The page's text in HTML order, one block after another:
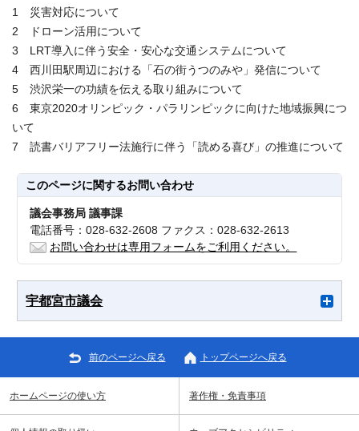
1 災害対応について
2 ドローン活用について
3 LRT導入に伴う安全・安心な交通システムについて
4 西川田駅周辺における「石の街うつのみや」発信について
5 渋沢栄一の功績を伝える取り組みについて
6 東京2020オリンピック・パラリンピックに向けた地域振興につ
いて
7 読書バリアフリー法施行に伴う「読める喜び」の推進について
このページに関するお問い合わせ
議会事務局 議事課
電話番号：028-632-2608 ファクス：028-632-2613
お問い合わせは専用フォームをご利用ください。
宇都宮市議会
前のページへ戻る トップページへ戻る
ホームページの使い方 著作権・免責事項